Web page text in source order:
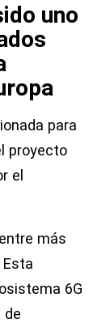
uno
para
proyecto
el
más
6G
de